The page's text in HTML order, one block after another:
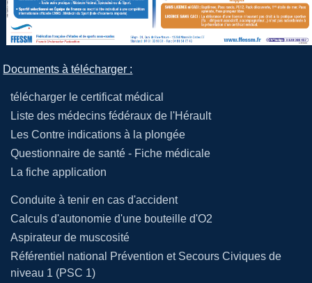
Documents à télécharger :
télécharger le certificat médical
Liste des médecins fédéraux de l'Hérault
Les Contre indications à la plongée
Questionnaire de santé - Fiche médicale
La fiche application
Conduite à tenir en cas d'accident
Calculs d'autonomie d'une bouteille d'O2
Aspirateur de muscosité
Référentiel national Prévention et Secours Civiques de
niveau 1 (PSC 1)